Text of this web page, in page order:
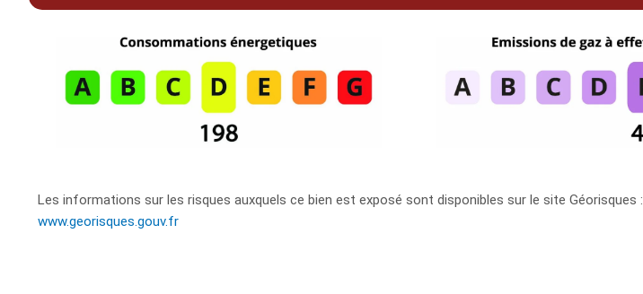
Les informations sur les risques auxquels ce bien est exposé sont disponibles sur le site Géorisques :
www.georisques.gouv.fr